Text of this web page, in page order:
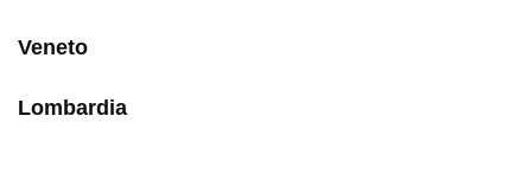
Veneto
Lombardia